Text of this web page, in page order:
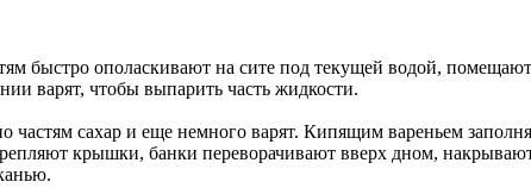
быстро ополаскивают на сите под текущей водой,
варят, чтобы выпарить часть жидкости.
частям сахар и еще немного варят. Кипящим вареньем
крышки, банки переворачивают вверх дном,